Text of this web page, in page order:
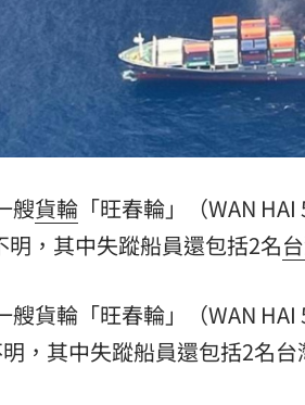
週刊少年Jump》跌破百萬 21:08
中 20:31
播 15:27
線上直播
跨海追星吃美食！ 18:15
艘貨輪 「旺春輪」（WAN
明，其中失蹤船員還包括2名
艘貨輪「旺春輪」（WAN
，其中失蹤船員還包括2名